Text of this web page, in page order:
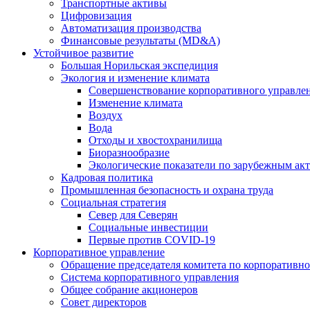
Транспортные активы
Цифровизация
Автоматизация производства
Финансовые результаты (MD&A)
Устойчивое развитие
Большая Норильская экспедиция
Экология и изменение климата
Совершенствование корпоративного
Изменение климата
Воздух
Вода
Отходы и хвостохранилища
Биоразнообразие
Экологические показатели по зарубежным
Кадровая политика
Промышленная безопасность и охрана труда
Социальная стратегия
Север для Северян
Социальные инвестиции
Первые против COVID‑19
Корпоративное управление
Обращение председателя комитета по
Система корпоративного управления
Общее собрание акционеров
Совет директоров